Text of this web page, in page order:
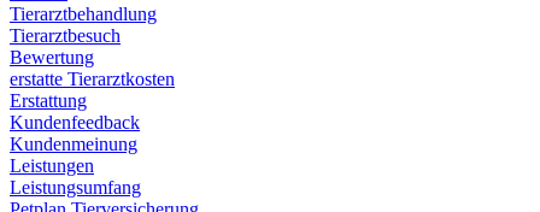
Tierarztbehandlung
Tierarztbesuch
Bewertung
erstatte Tierarztkosten
Erstattung
Kundenfeedback
Kundenmeinung
Leistungen
Leistungsumfang